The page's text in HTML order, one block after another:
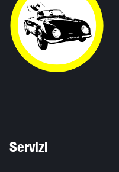
Servizi